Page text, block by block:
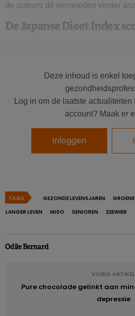
de auteurs dit vermoeden verder
De Japanse Dieet Index
van meer dan 65 jaar die
cohortonderzoek. Dankzij eenfood-
kreeg de voedingsinname van elke
Dieet Index score.
consumptie ervan gelijk was aan of
Misosoep
Vis&schelpdieren
Gele&groene groenten
Zeewier
Groene thee
Deze inhoud is enkel
Log in om de laatste
account? Maak er
Inloggen
TAGS GEZONDE LEVENSJAREN GROENE
LANGER LEVEN
MISO SENIOREN ZEEWIER
Odile Bernard
VORIG ARTIKEL
Pure chocolade gelinkt aan
depressie